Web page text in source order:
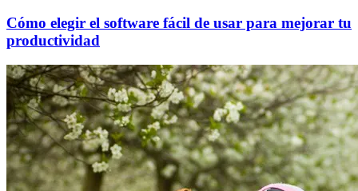
Cómo elegir el software fácil de usar para mejorar tu
productividad